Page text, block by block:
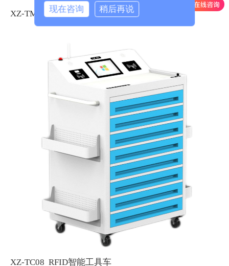
XZ-TM01 RFID智能工器具柜
XZ-TC08 RFID智能工具车
现在咨询 稍后再说